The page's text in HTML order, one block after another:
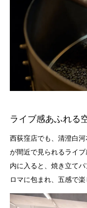
ライブ感あふれる
西荻窪店でも、清澄白
が間近で見られるライ
内に入ると、焼き立て
ロマに包まれ、五感で